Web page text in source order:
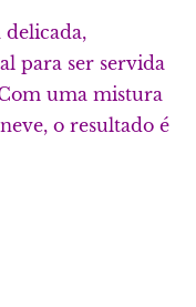
delicada,
para ser servida
uma mistura
o resultado é